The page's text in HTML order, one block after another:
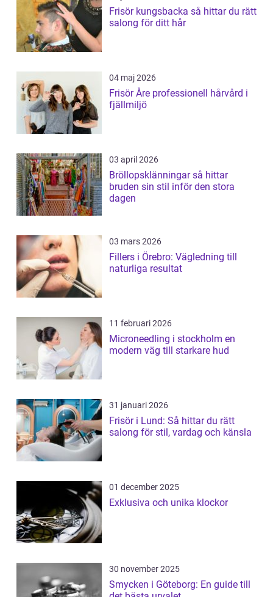
Frisör kungsbacka så hittar du rätt
salong för ditt hår
04 maj 2026
Frisör Åre professionell hårvård i
fjällmiljö
03 april 2026
Bröllopsklänningar så hittar
bruden sin stil inför den stora
dagen
03 mars 2026
Fillers i Örebro: Vägledning till
naturliga resultat
11 februari 2026
Microneedling i stockholm en
modern väg till starkare hud
31 januari 2026
Frisör i Lund: Så hittar du rätt
salong för stil, vardag och känsla
01 december 2025
Exklusiva och unika klockor
30 november 2025
Smycken i Göteborg: En guide till